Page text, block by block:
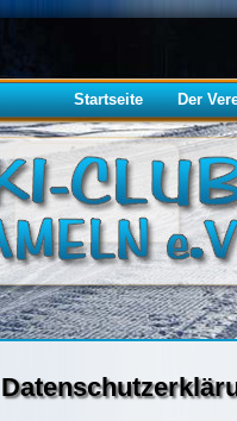
Startseite Der